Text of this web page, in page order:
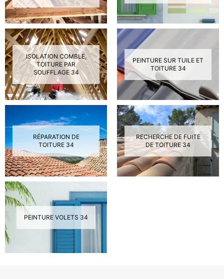
ISOLATION COMBLE,
TOITURE PAR
SOUFFLAGE 34
PEINTURE SUR TUILE ET
TOITURE 34
RÉPARATION DE
TOITURE 34
RECHERCHE DE FUITE
DE TOITURE 34
PEINTURE VOLETS 34